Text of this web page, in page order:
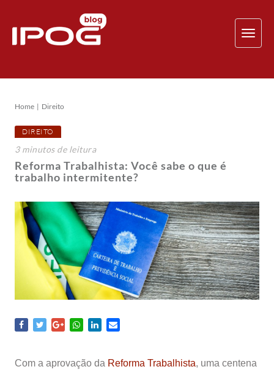
Home Direito
DIREITO
3 minutosde leitura
Reforma Trabalhista: Você sabe o que é
trabalho intermitente?
Com a aprovação da Reforma Trabalhista, uma centena